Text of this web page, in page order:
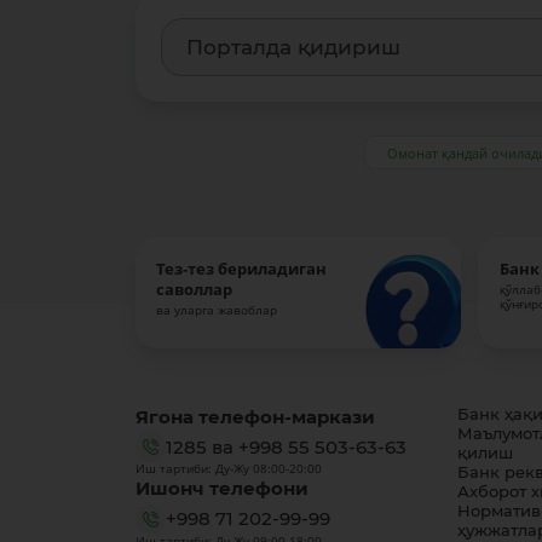
Омонат қандай
Тез-тез бериладиган
саволлар
ва уларга жавоблар
Ягона телефон-маркази
1285 ва +998 55 503-63-63
Иш тартиби: Ду-Жу 08:00-20:00
Ишонч телефони
+998 71 202-99-99
Банк
қилиш
Банк
Ахборот